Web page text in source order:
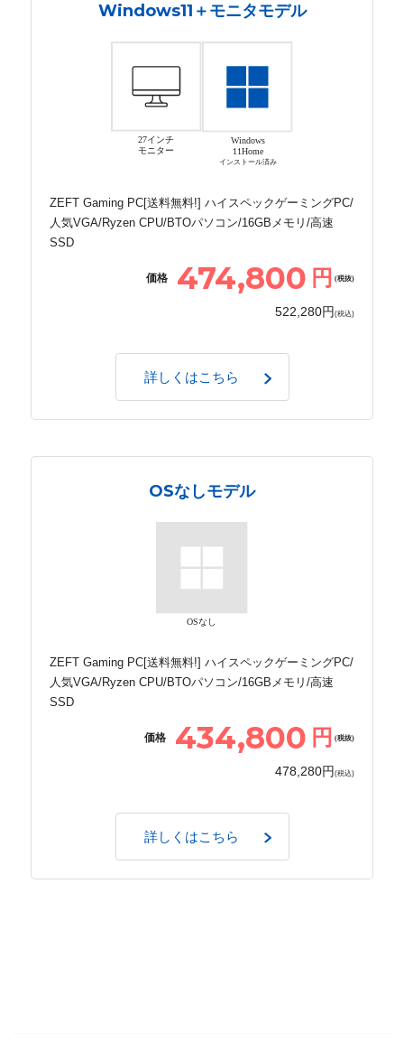
Windows11＋モニタモデル
27インチ
モニター
Windows
11Home
インストール済み
ZEFT Gaming PC[送料無料!] ハイスペックゲーミングPC/
人気VGA/Ryzen CPU/BTOパソコン/16GBメモリ/高速
SSD
価格 474,800 円 (税抜)
522,280円 (税込)
詳しくはこちら
OSなしモデル
OSなし
ZEFT Gaming PC[送料無料!] ハイスペックゲーミングPC/
人気VGA/Ryzen CPU/BTOパソコン/16GBメモリ/高速
SSD
価格 434,800 円 (税抜)
478,280円 (税込)
詳しくはこちら